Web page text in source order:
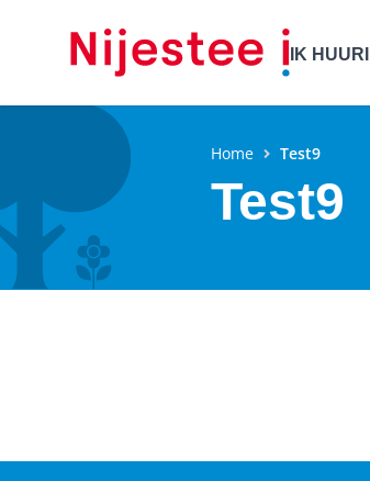
IK HUUR
Home Test9
Test9